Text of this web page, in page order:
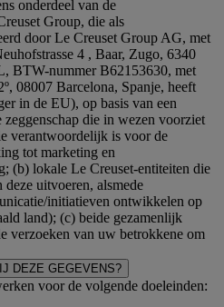
onderdeel van de
Group, die als
door Le Creuset Group AG, met
4 , Baar, Zugo, 6340
BTW-nummer B62153630, met
08007 Barcelona, Spanje, heeft
in de EU), op basis van een
die in wezen voorziet
verantwoordelijk is voor de
tot marketing en
(b) lokale Le Creuset-entiteiten die
deze uitvoeren, alsmede
initiatieven ontwikkelen op
land); (c) beide gezamenlijk
verzoeken van uw betrokkene om
DEZE GEGEVENS?
voor de volgende doeleinden: